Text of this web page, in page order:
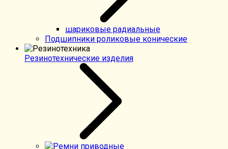
шариковые радиальные
Подшипники роликовые конические
Резинотехнические изделия